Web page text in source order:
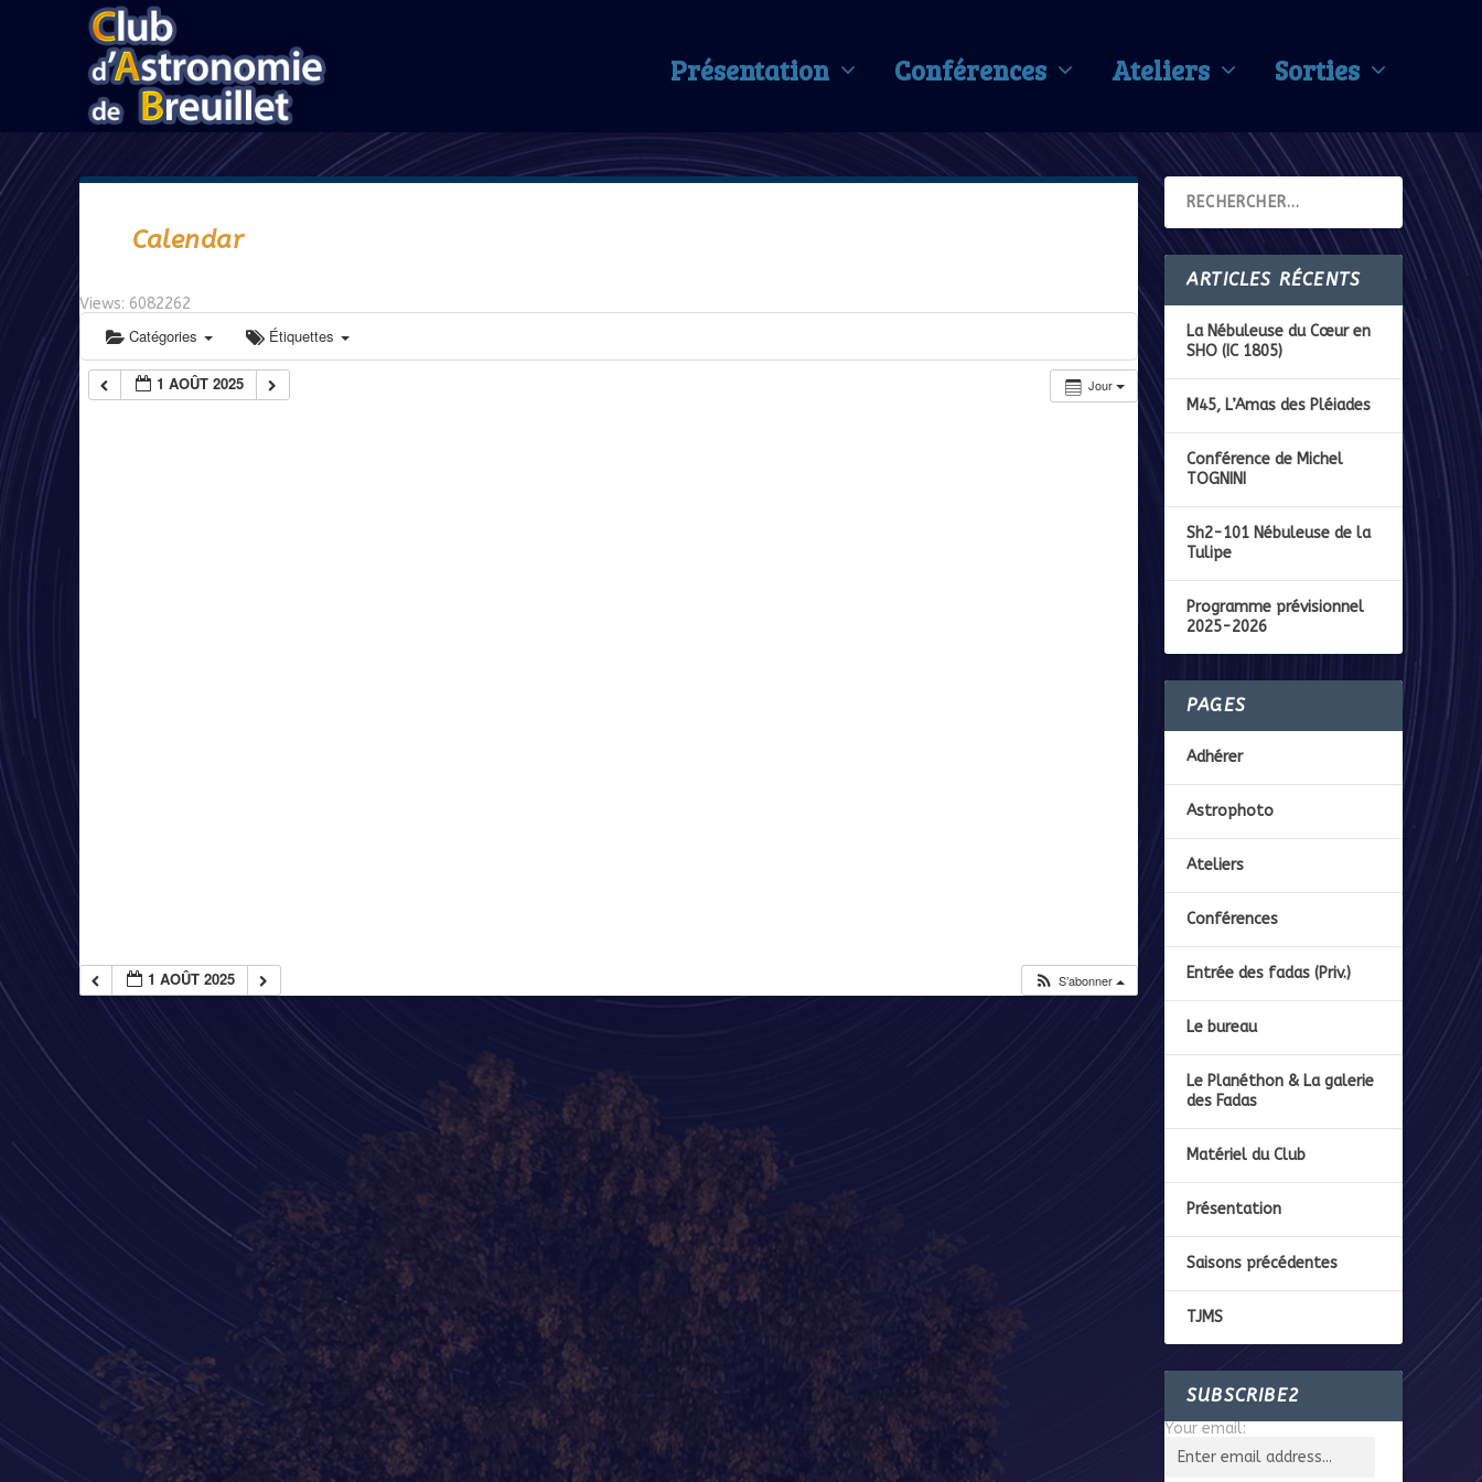
Présentation Conférences Ateliers Sorties
Calendar
Views: 6082262
Catégories Étiquettes
Jour
1 AOÛT 2025
1 AOÛT 2025 S’abonner
ARTICLES RÉCENTS
La Nébuleuse du Cœur en
SHO (IC 1805)
M45, L’Amas des Pléiades
Conférence de Michel
TOGNINI
Sh2-101 Nébuleuse de la
Tulipe
Programme prévisionnel
2025-2026
PAGES
Adhérer
Astrophoto
Ateliers
Conférences
Entrée des fadas (Priv.)
Le bureau
Le Planéthon & La galerie
des Fadas
Matériel du Club
Présentation
Saisons précédentes
TJMS
SUBSCRIBE2
Your email: